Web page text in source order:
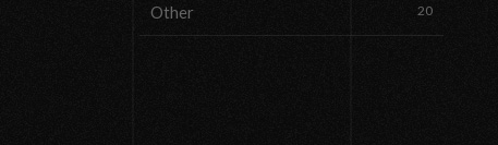
Other 20